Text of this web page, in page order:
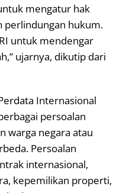
mengatur hak
perlindungan hukum.
untuk mendengar
ujarnya, dikutip dari
Internasional
persoalan
warga negara atau
Persoalan
internasional,
kepemilikan properti,